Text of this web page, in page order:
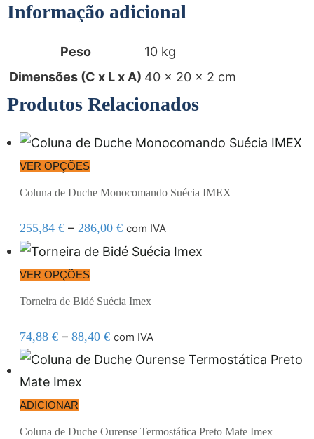
Informação adicional
Peso
10 kg
Dimensões (C x L x A) 40 × 20 × 2 cm
Produtos Relacionados
VER OPÇÕES
Coluna de Duche Monocomando Suécia IMEX
255,84 € – 286,00 € com IVA
VER OPÇÕES
Torneira de Bidé Suécia Imex
74,88 € – 88,40 € com IVA
ADICIONAR
Coluna de Duche Ourense Termostática Preto Mate Imex